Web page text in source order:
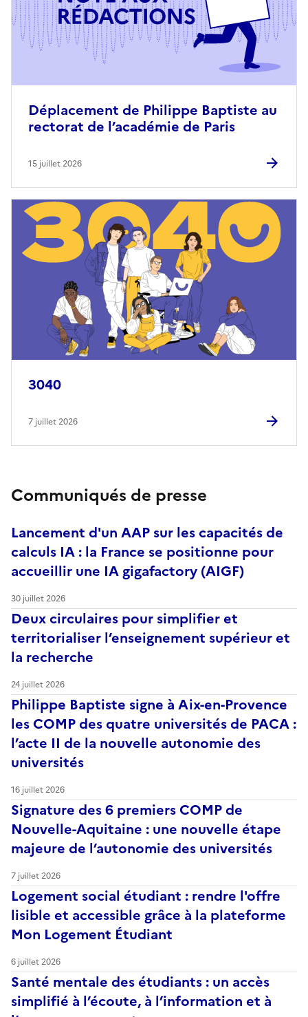
Déplacement de Philippe Baptiste au
rectorat de l’académie de Paris
15 juillet 2026
3040
7 juillet 2026
Communiqués de presse
Lancement d'un AAP sur les capacités de
calculs IA : la France se positionne pour
accueillir une IA gigafactory (AIGF)
30 juillet 2026
Deux circulaires pour simplifier et
territorialiser l’enseignement supérieur et
la recherche
24 juillet 2026
Philippe Baptiste signe à Aix-en-Provence
les COMP des quatre universités de PACA :
l’acte II de la nouvelle autonomie des
universités
16 juillet 2026
Signature des 6 premiers COMP de
Nouvelle-Aquitaine : une nouvelle étape
majeure de l’autonomie des universités
7 juillet 2026
Logement social étudiant : rendre l'offre
lisible et accessible grâce à la plateforme
Mon Logement Étudiant
6 juillet 2026
Santé mentale des étudiants : un accès
simplifié à l’écoute, à l’information et à